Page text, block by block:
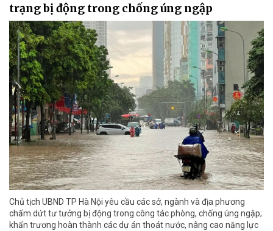
trạng bị động trong chống úng ngập
Chủ tịch UBND TP Hà Nội yêu cầu các sở, ngành và địa phương
chấm dứt tư tưởng bị động trong công tác phòng, chống úng ngập;
khẩn trương hoàn thành các dự án thoát nước, nâng cao năng lực